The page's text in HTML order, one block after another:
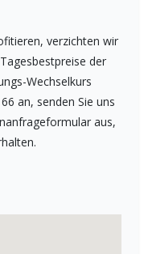
verzichten wir
der
Wechselkurs
an, senden Sie uns
aus,